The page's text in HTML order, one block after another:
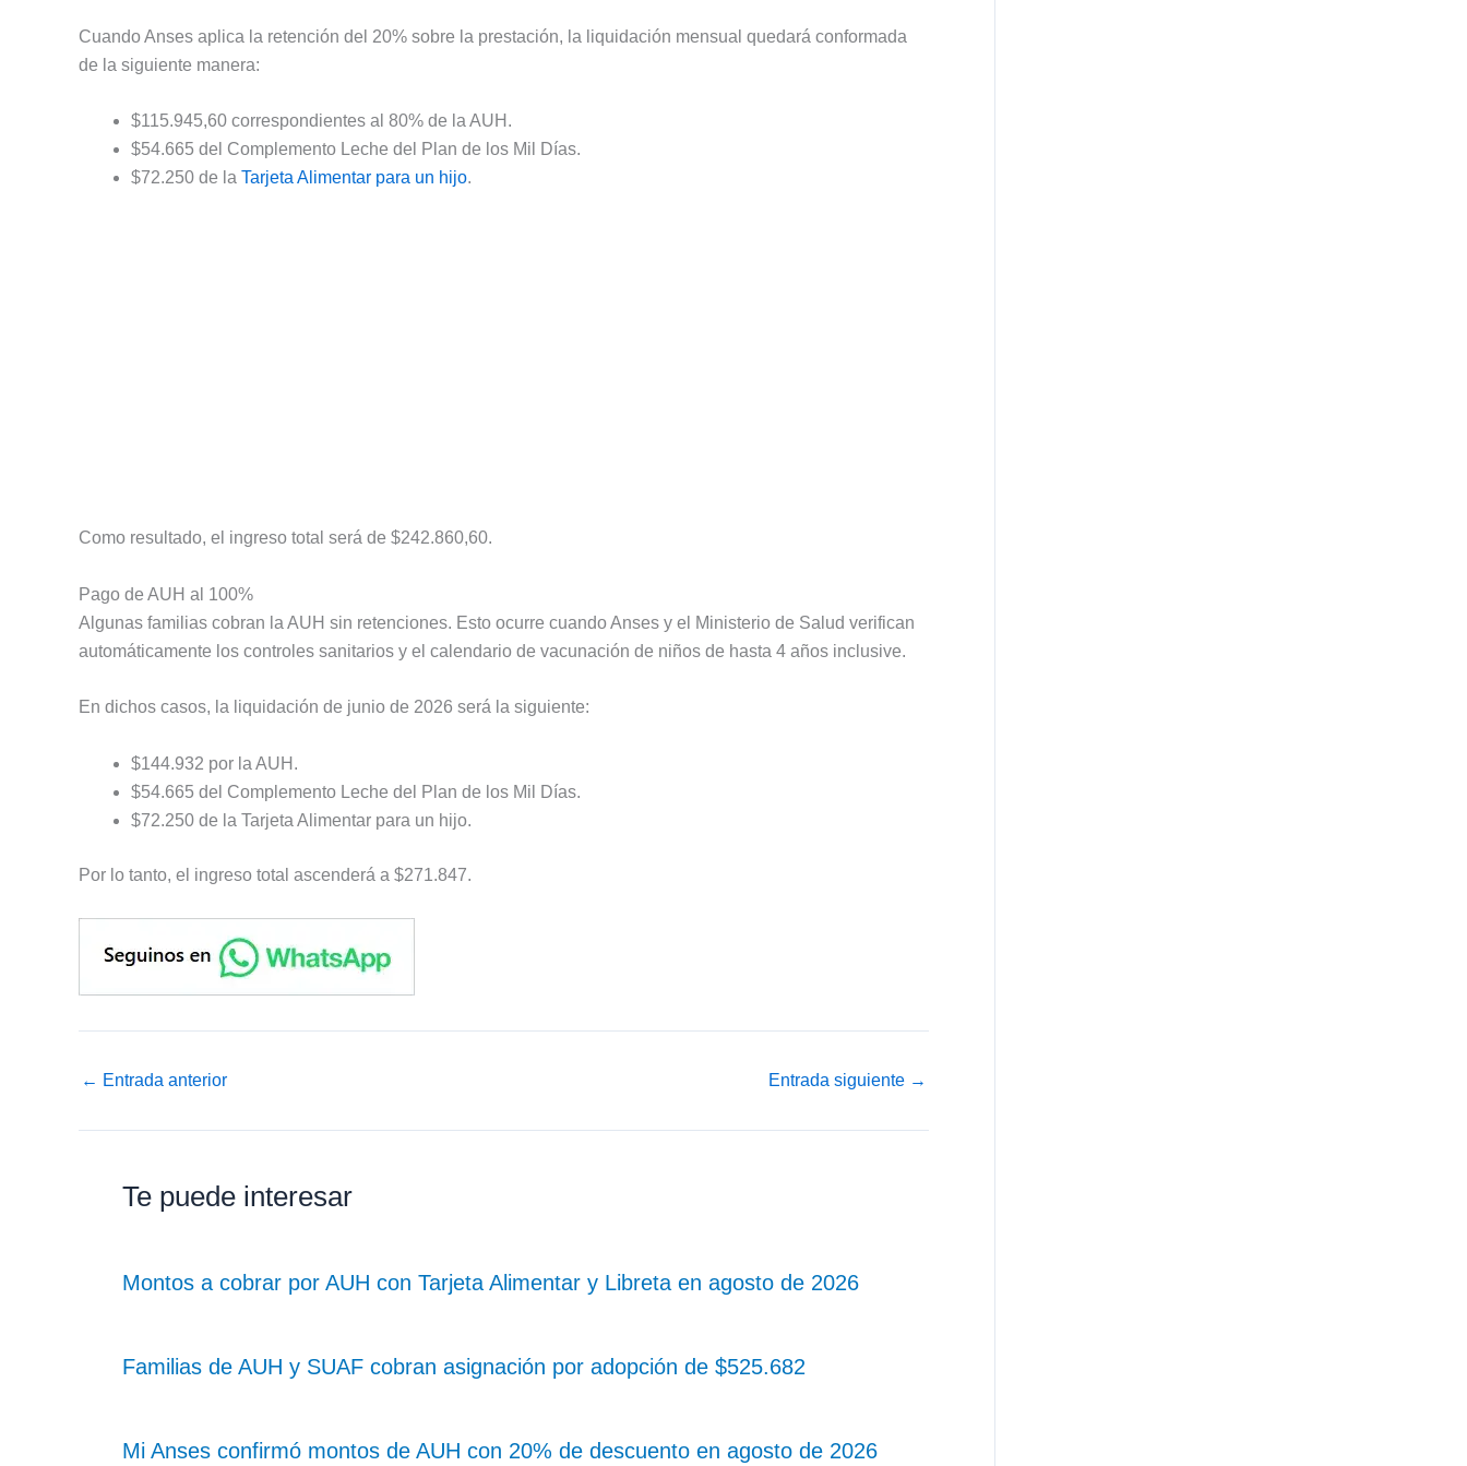
Cuando Anses aplica la retención del 20% sobre la prestación, la liquidación mensual quedará conformada
de la siguiente manera:
$115.945,60 correspondientes al 80% de la AUH.
$54.665 del Complemento Leche del Plan de los Mil Días.
$72.250 de la Tarjeta Alimentar para un hijo.
Como resultado, el ingreso total será de $242.860,60.
Pago de AUH al 100%
Algunas familias cobran la AUH sin retenciones. Esto ocurre cuando Anses y el Ministerio de Salud verifican
automáticamente los controles sanitarios y el calendario de vacunación de niños de hasta 4 años inclusive.
En dichos casos, la liquidación de junio de 2026 será la siguiente:
$144.932 por la AUH.
$54.665 del Complemento Leche del Plan de los Mil Días.
$72.250 de la Tarjeta Alimentar para un hijo.
Por lo tanto, el ingreso total ascenderá a $271.847.
← Entrada anterior Entrada siguiente →
Te puede interesar
Montos a cobrar por AUH con Tarjeta Alimentar y Libreta en agosto de 2026
Familias de AUH y SUAF cobran asignación por adopción de $525.682
Mi Anses confirmó montos de AUH con 20% de descuento en agosto de 2026